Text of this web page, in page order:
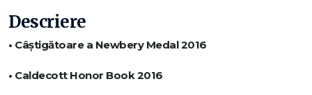
Descriere
• Câștigătoare a Newbery Medal 2016
• Caldecott Honor Book 2016